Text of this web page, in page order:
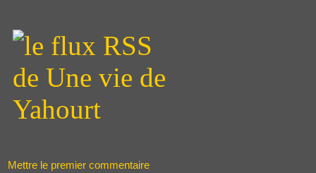
Mettre le premier commentaire